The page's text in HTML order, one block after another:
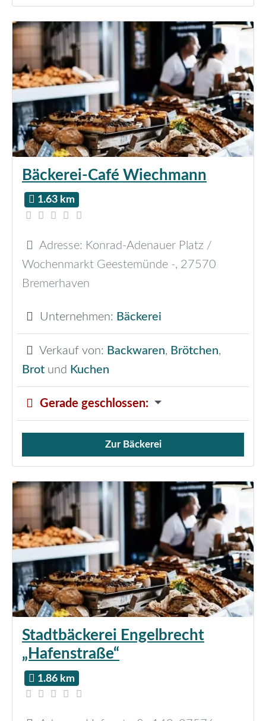
Bäckerei-Café Wiechmann
1.63 km
Adresse: Konrad-Adenauer Platz /
Wochenmarkt Geestemünde -, 27570
Bremerhaven
Unternehmen: Bäckerei
Verkauf von: Backwaren, Brötchen,
Brot und Kuchen
Gerade geschlossen:
Verkauf von Brötchen,
Zur Bäckerei
Stadtbäckerei Engelbrecht
„Hafenstraße“
1.86 km